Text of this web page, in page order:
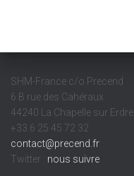
SHM-France c/o Precend
6 B rue des Cahéraux
44240 La Chapelle sur Erdre
+33 6 25 45 72 32
contact@precend.fr
Twitter : nous suivre